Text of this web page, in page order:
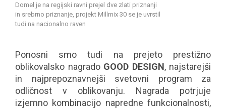
Domel je na regijski ravni prejel dve zlati priznanji
in srebrno priznanje, projekt Millmix 30 se je uvrstil
tudi na nacionalno raven
Ponosni smo tudi na prejeto prestižno
oblikovalsko nagrado GOOD DESIGN, najstarejši
in najprepoznavnejši svetovni program za
odličnost v oblikovanju. Nagrada potrjuje
izjemno kombinacijo napredne funkcionalnosti,